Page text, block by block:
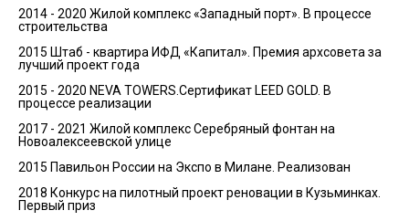
2014 - 2020 Жилой комплекс «Западный порт». В процессе
строительства
2015 Штаб - квартира ИФД «Капитал». Премия архсовета за
лучший проект года
2015 - 2020 NEVA TOWERS.Сертификат LEED GOLD. В
процессе реализации
2017 - 2021 Жилой комплекс Серебряный фонтан на
Новоалексеевской улице
2015 Павильон России на Экспо в Милане. Реализован
2018 Конкурс на пилотный проект реновации в Кузьминках.
Первый приз